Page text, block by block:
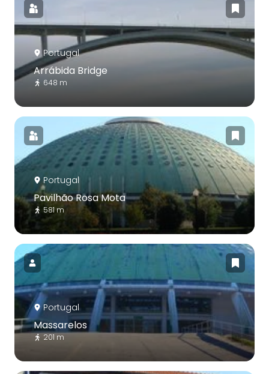
Portugal
Arrábida Bridge
648 m
Portugal
Pavilhão Rosa Mota
581 m
Portugal
Massarelos
201 m